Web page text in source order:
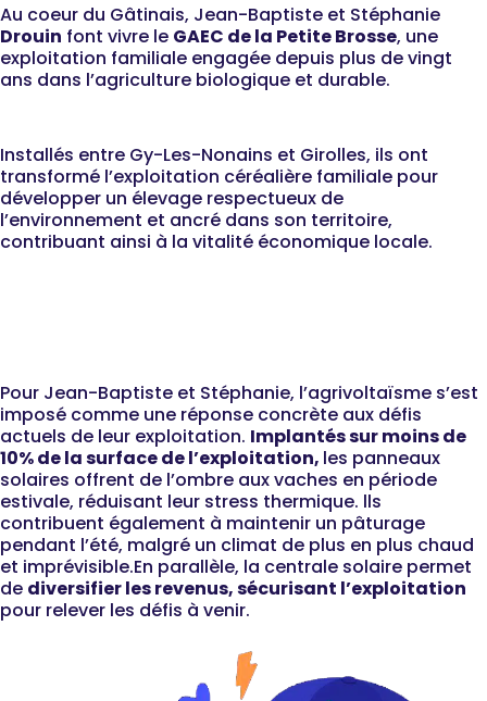
Au coeur du Gâtinais, Jean-Baptiste et Stéphanie
Drouin font vivre le GAEC de la Petite Brosse, une
exploitation familiale engagée depuis plus de vingt
ans dans l’agriculture biologique et durable.
Installés entre Gy-Les-Nonains et Girolles, ils ont
transformé l’exploitation céréalière familiale pour
développer un élevage respectueux de
l’environnement et ancré dans son territoire,
contribuant ainsi à la vitalité économique locale.
Pour Jean-Baptiste et Stéphanie, l’agrivoltaïsme s’est
imposé comme une réponse concrète aux défis
actuels de leur exploitation. Implantés sur moins de
10% de la surface de l’exploitation, les panneaux
solaires offrent de l’ombre aux vaches en période
estivale, réduisant leur stress thermique. lls
contribuent également à maintenir un pâturage
pendant l’été, malgré un climat de plus en plus chaud
et imprévisible.En parallèle, la centrale solaire permet
de diversifier les revenus, sécurisant l’exploitation
pour relever les défis à venir.